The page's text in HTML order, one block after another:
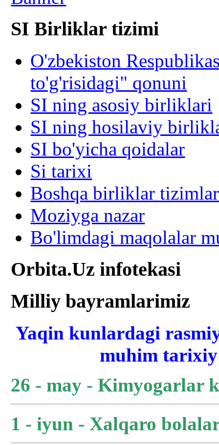
SI Birliklar tizimi
O'zbekiston
to'g'risidagi" qonuni
SI ning asosiy birliklari
SI ning hosilaviy
SI bo'yicha qoidalar
Si tarixi
Boshqa birliklar
Moziyga nazar
Bo'limdagi maqolalar
Orbita.Uz infotekasi
Milliy bayramlarimiz
Yaqin kunlardagi
muhim
26 - may - Kimyogarlar
1 - iyun - Xalqaro